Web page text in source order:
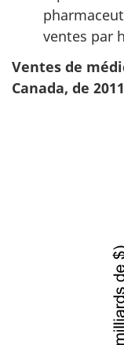
ventes par
Ventes de
Canada, de